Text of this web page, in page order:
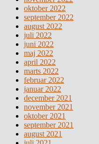
oktober 2022
september 2022
august 2022
juli 2022
juni 2022
maj 2022
april 2022
marts 2022
februar 2022
januar 2022
december 2021
november 2021
oktober 2021
september 2021
august 2021